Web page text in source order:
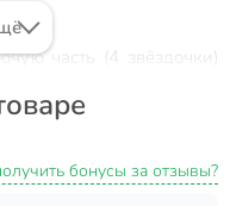
часть (4 звёздочки)
позволяет
возможно делать по
30 мм.
бонусы за отзывы?